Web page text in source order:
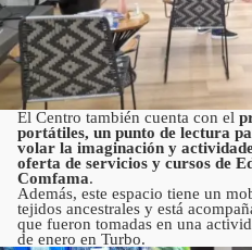
El Centro también cuenta con el
portátiles, un punto de lectura
volar la imaginación y
oferta de servicios y cursos de
Comfama.
Además, este espacio tiene un
tejidos ancestrales y está
que fueron tomadas en una
de enero en Turbo.